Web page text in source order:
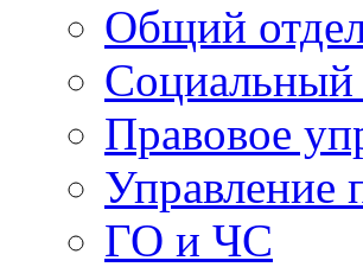
Общий
Социальный
Правовое
Управление
ГО и ЧС